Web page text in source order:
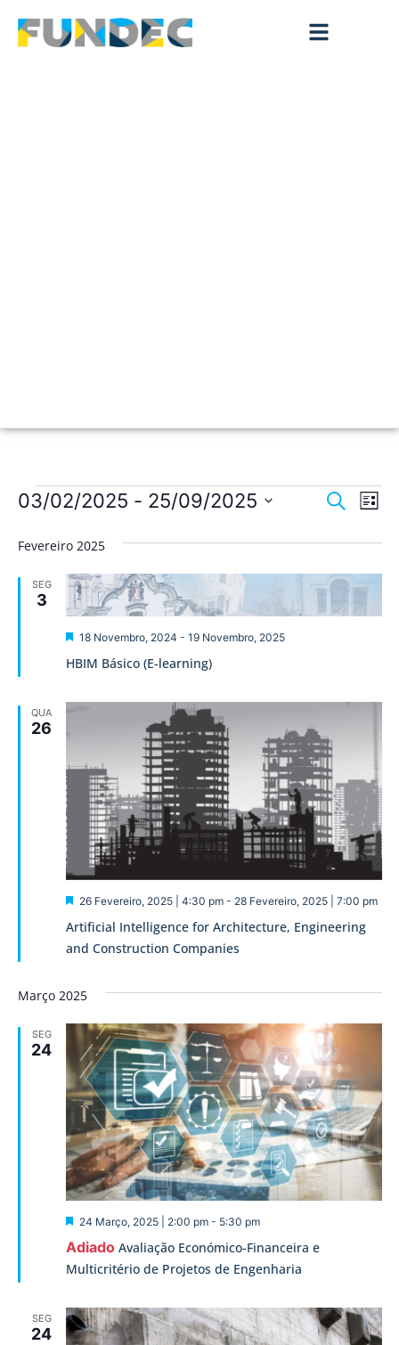
de
e
Pesquisar
de
Lista
03/02/2025 - 25/09/2025
data.
Fevereiro 2025
SEG
3
HBIM Básico (E-learning)
Destaque
18 Novembro, 2024 - 19 Novembro, 2025
QUA
26
Artificial Intelligence for Architecture, Engineering
and Construction Companies
Destaque
26 Fevereiro, 2025 | 4:30 pm- 28 Fevereiro, 2025 | 7:00 pm
Março 2025
SEG
24
Adiado Avaliação Económico-Financeira e
Multicritério de Projetos de Engenharia
Destaque
24 Março, 2025 | 2:00 pm- 5:30 pm
SEG
24